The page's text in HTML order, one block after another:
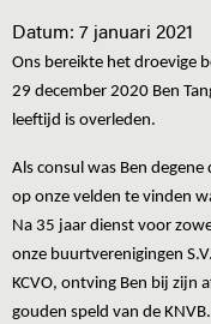
Datum: 7 januari 2021
Ons bereikte het droevige
29 december 2020 Ben
leeftijd is overleden.
Als consul was Ben
op onze velden te vinden
Na 35 jaar dienst voor
onze buurtverenigingen
KCVO, ontving Ben bij zijn
gouden speld van de